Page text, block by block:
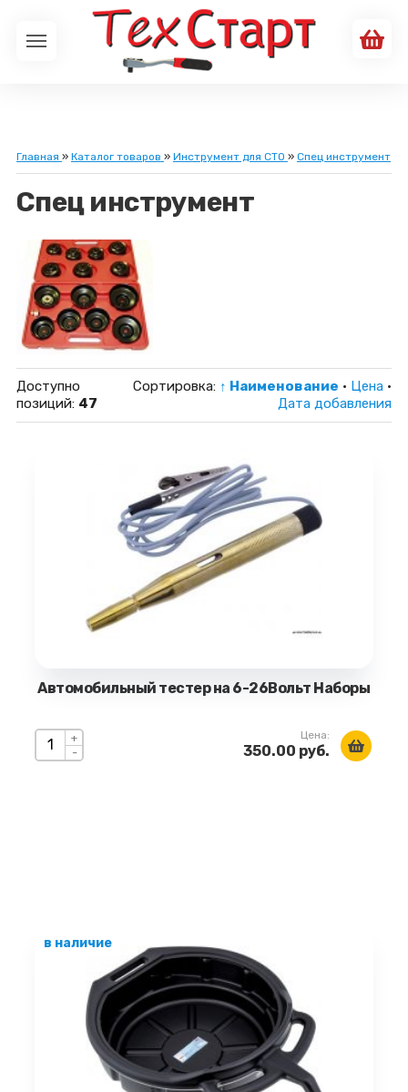
Главная » Каталог товаров » Инструмент для СТО » Спец инструмент
Спец инструмент
Доступно
позиций: 47
Сортировка: ↑ Наименование · Цена·
Дата добавления
Автомобильный тестер на 6-26Вольт Наборы
+
-
Цена:
350.00 руб.
в наличие